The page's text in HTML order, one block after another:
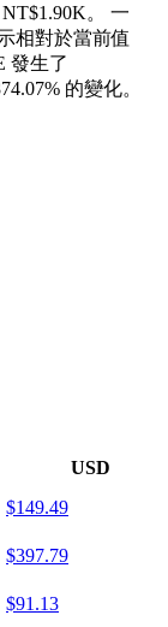
。 一
相對於當前值
發生了
的變化。
USD
$149.49
$397.79
$91.13